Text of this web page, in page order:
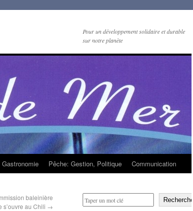
Pour un développement solidaire et durable
sur notre planète
Gastronomie Pêche: Gestion, Politique Communication
baleinière
s’ouvre au Chili →
Rechercher